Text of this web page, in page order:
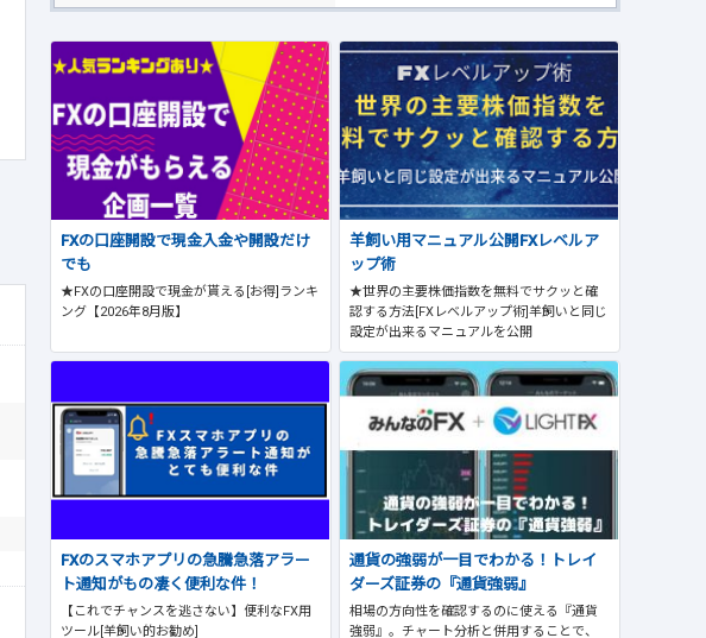
FXの口座開設で現金入金や開設だけ
でも
★FXの口座開設で現金が貰える[お得]ランキ
ング【2026年8月版】
羊飼い用マニュアル公開FXレベルア
ップ術
★世界の主要株価指数を無料でサクッと確
認する方法[FXレベルアップ術]羊飼いと同じ
設定が出来るマニュアルを公開
FXのスマホアプリの急騰急落アラー
ト通知がもの凄く便利な件！
【これでチャンスを逃さない】便利なFX用
ツール[羊飼い的お勧め]
通貨の強弱が一目でわかる！トレイ
ダーズ証券の『通貨強弱』
相場の方向性を確認するのに使える『通貨
強弱』。チャート分析と併用することで、